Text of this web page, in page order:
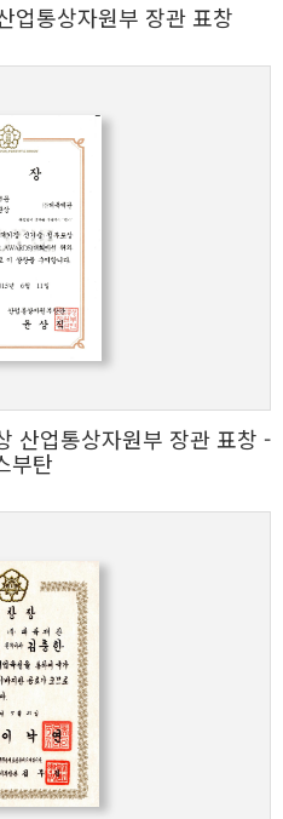
업통상자원부 장관 표창
산업통상자원부 장관 표창 -
부탄